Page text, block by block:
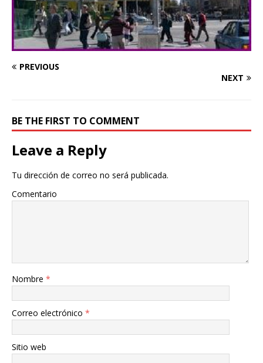
PREVIOUS
NEXT
BE THE FIRST TO COMMENT
Leave a Reply
Tu dirección de correo no será publicada.
Comentario
Nombre *
Correo electrónico *
Sitio web